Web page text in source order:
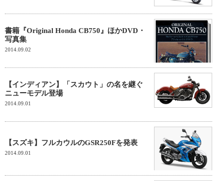
書籍『Original Honda CB750』ほかDVD・
写真集
2014.09.02
【インディアン】「スカウト」の名を継ぐ
ニューモデル登場
2014.09.01
【スズキ】フルカウルのGSR250Fを発表
2014.09.01